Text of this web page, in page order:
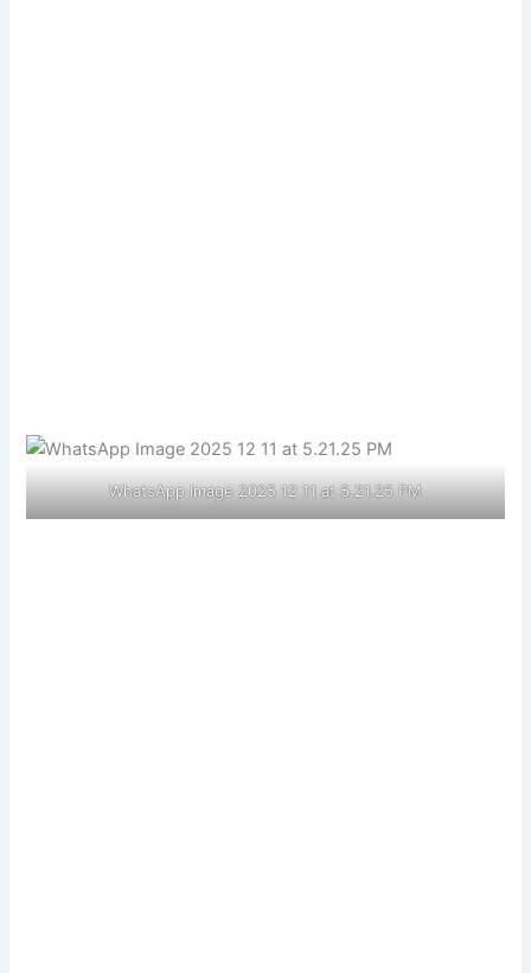
WhatsApp Image 2025 12 11 at 5.21.25 PM